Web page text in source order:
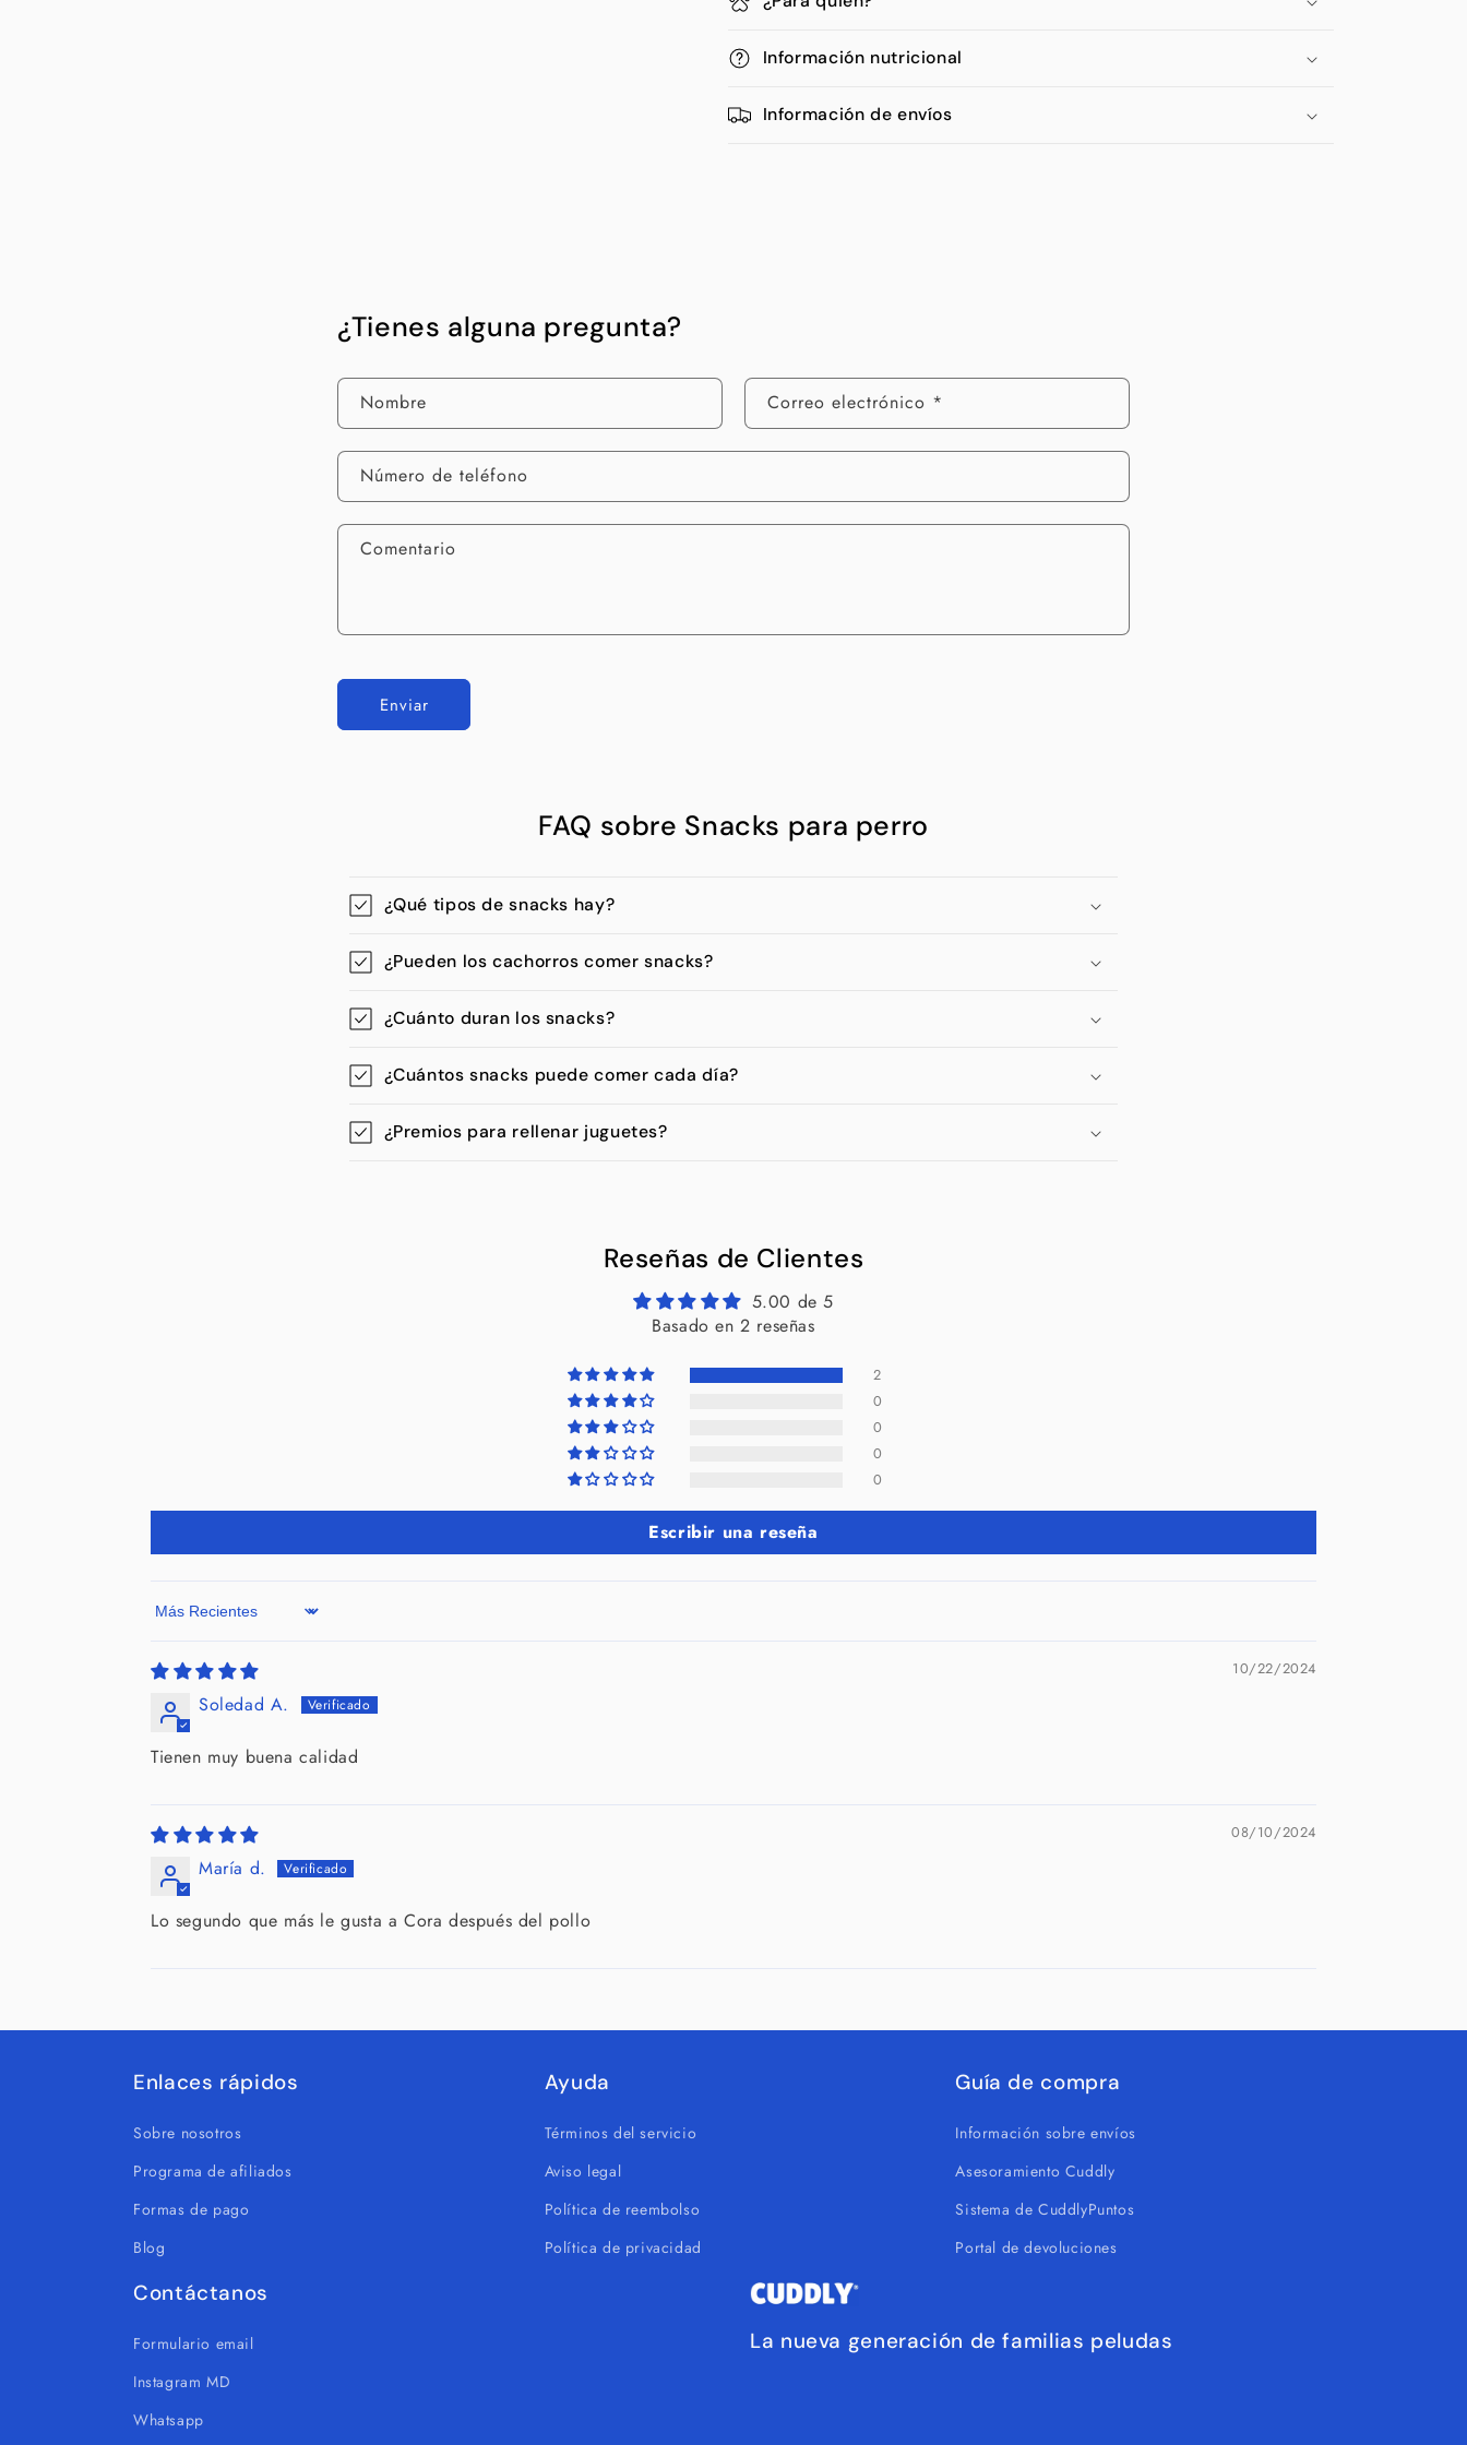
Información nutricional
Información de envíos
¿Tienes alguna pregunta?
Nombre Correo electrónico *
Número de teléfono
Comentario
Enviar
FAQ sobre Snacks para perro
¿Qué tipos de snacks hay?
¿Pueden los cachorros comer snacks?
¿Cuánto duran los snacks?
¿Cuántos snacks puede comer cada día?
¿Premios para rellenar juguetes?
Reseñas de Clientes
5.00 de 5
Basado en 2 reseñas
2
0
0
0
0
Escribir una reseña
Sort by
10/22/2024
Soledad A.
Tienen muy buena calidad
08/10/2024
María d.
Lo segundo que más le gusta a Cora después del pollo
Enlaces rápidos
Sobre nosotros
Programa de afiliados
Formas de pago
Blog
Ayuda
Términos del servicio
Aviso legal
Política de reembolso
Política de privacidad
Guía de compra
Información sobre envíos
Asesoramiento Cuddly
Sistema de CuddlyPuntos
Portal de devoluciones
Contáctanos
Formulario email
Instagram MD
Whatsapp
La nueva generación de familias peludas